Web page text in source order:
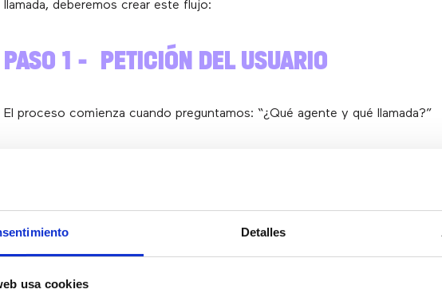
Detalles
usa cookies
llamada, deberemos crear este flujo:
PASO 1 – PETICIÓN DEL USUARIO
El proceso comienza cuando preguntamos: “¿Qué agente y qué llamada?”